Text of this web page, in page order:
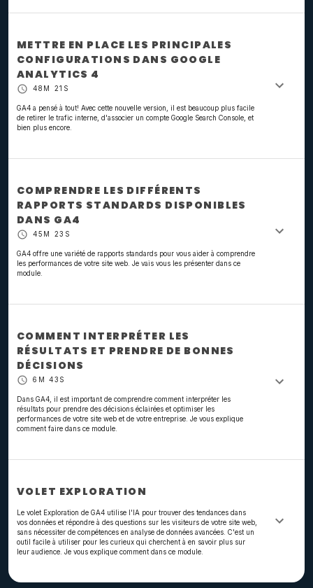
METTRE EN PLACE LES PRINCIPALES
CONFIGURATIONS DANS GOOGLE
ANALYTICS 4
48M 21S
GA4 a pensé à tout! Avec cette nouvelle version, il est beaucoup plus facile
de retirer le trafic interne, d'associer un compte Google Search Console, et
bien plus encore.
COMPRENDRE LES DIFFÉRENTS
RAPPORTS STANDARDS DISPONIBLES
DANS GA4
45M 23S
GA4 offre une variété de rapports standards pour vous aider à comprendre
les performances de votre site web. Je vais vous les présenter dans ce
module.
COMMENT INTERPRÉTER LES
RÉSULTATS ET PRENDRE DE BONNES
DÉCISIONS
6M 43S
Dans GA4, il est important de comprendre comment interpréter les
résultats pour prendre des décisions éclairées et optimiser les
performances de votre site web et de votre entreprise. Je vous explique
comment faire dans ce module.
VOLET EXPLORATION
Le volet Exploration de GA4 utilise l'IA pour trouver des tendances dans
vos données et répondre à des questions sur les visiteurs de votre site web,
sans nécessiter de compétences en analyse de données avancées. C'est un
outil facile à utiliser pour les curieux qui cherchent à en savoir plus sur
leur audience. Je vous explique comment dans ce module.